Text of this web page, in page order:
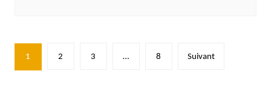
Pagination
des
1 2 3 … 8 Suivant